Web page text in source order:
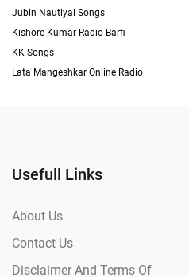
Jubin Nautiyal Songs
Kishore Kumar Radio Barfi
KK Songs
Lata Mangeshkar Online Radio
Usefull Links
About Us
Contact Us
Disclaimer And Terms Of